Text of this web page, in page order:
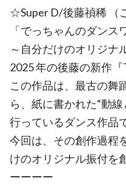
☆Super D/後藤禎稀 （
「でっちゃんのダンス
～⾃分だけのオリジナ
2025 年の後藤の新作『
この作品は、最古の舞
ら、紙に書かれた“動
⾏っているダンス作品
今回は、その創作過程
けのオリジナル振付を
ーーーー